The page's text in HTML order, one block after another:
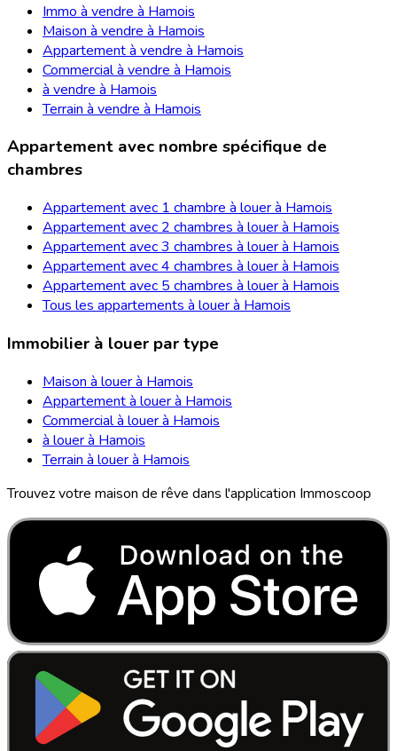
Immo à vendre à Hamois
Maison à vendre à Hamois
Appartement à vendre à Hamois
Commercial à vendre à Hamois
à vendre à Hamois
Terrain à vendre à Hamois
Appartement avec nombre spécifique de
chambres
Appartement avec 1 chambre à louer à Hamois
Appartement avec 2 chambres à louer à Hamois
Appartement avec 3 chambres à louer à Hamois
Appartement avec 4 chambres à louer à Hamois
Appartement avec 5 chambres à louer à Hamois
Tous les appartements à louer à Hamois
Immobilier à louer par type
Maison à louer à Hamois
Appartement à louer à Hamois
Commercial à louer à Hamois
à louer à Hamois
Terrain à louer à Hamois
Trouvez votre maison de rêve dans l'application Immoscoop